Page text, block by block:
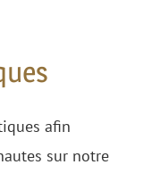
afin
sur notre